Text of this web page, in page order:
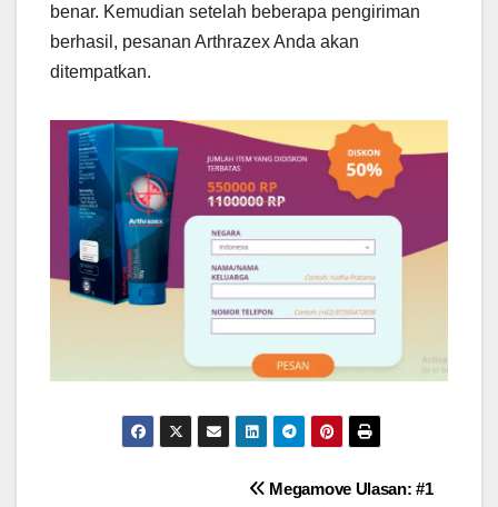
benar. Kemudian setelah beberapa pengiriman
berhasil, pesanan Arthrazex Anda akan
ditempatkan.
Megamove Ulasan: #1